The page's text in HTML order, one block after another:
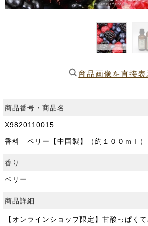
商品画像を直接表
商品番号・商品名
X9820110015
香料 ベリー【中国製】（約１００ｍｌ）
香り
ベリー
商品詳細
【オンラインショップ限定】甘酸っぱく